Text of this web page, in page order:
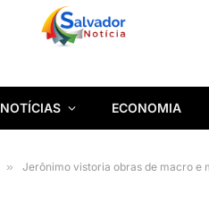
NOTÍCIAS ECONOMIA
» Jerônimo vistoria obras de macro e